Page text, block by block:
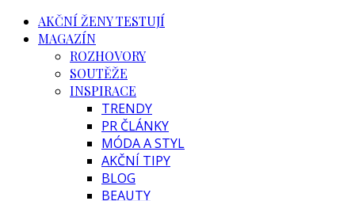
AKČNÍ ŽENY TESTUJÍ
MAGAZÍN
ROZHOVORY
SOUTĚŽE
INSPIRACE
TRENDY
PR ČLÁNKY
MÓDA A STYL
AKČNÍ TIPY
BLOG
BEAUTY